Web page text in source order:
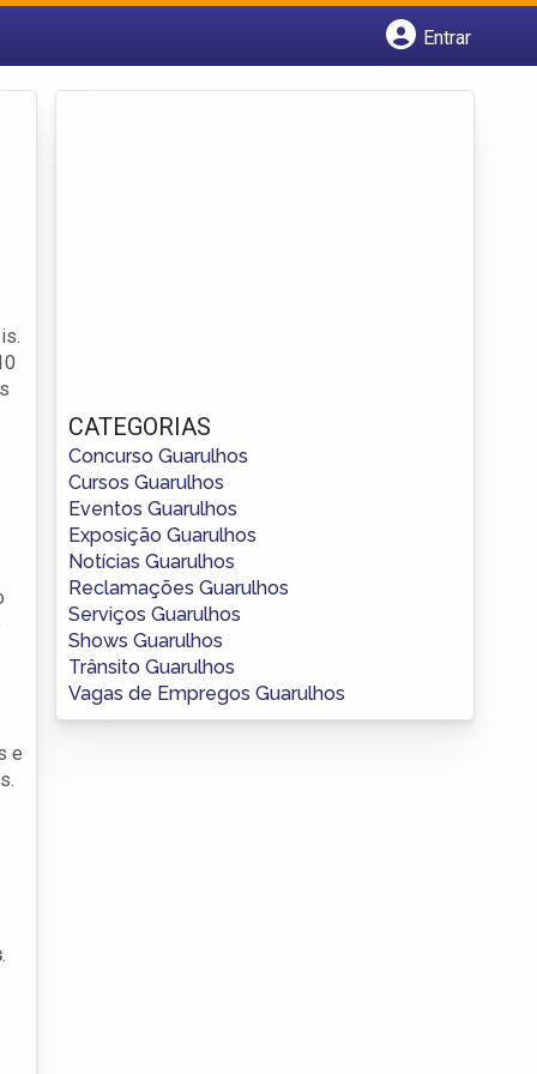
Entrar
e
.
CATEGORIAS
Concurso Guarulhos
Cursos Guarulhos
Eventos Guarulhos
Exposição Guarulhos
Notícias Guarulhos
Reclamações Guarulhos
Serviços Guarulhos
Shows Guarulhos
Trânsito Guarulhos
Vagas de Empregos Guarulhos